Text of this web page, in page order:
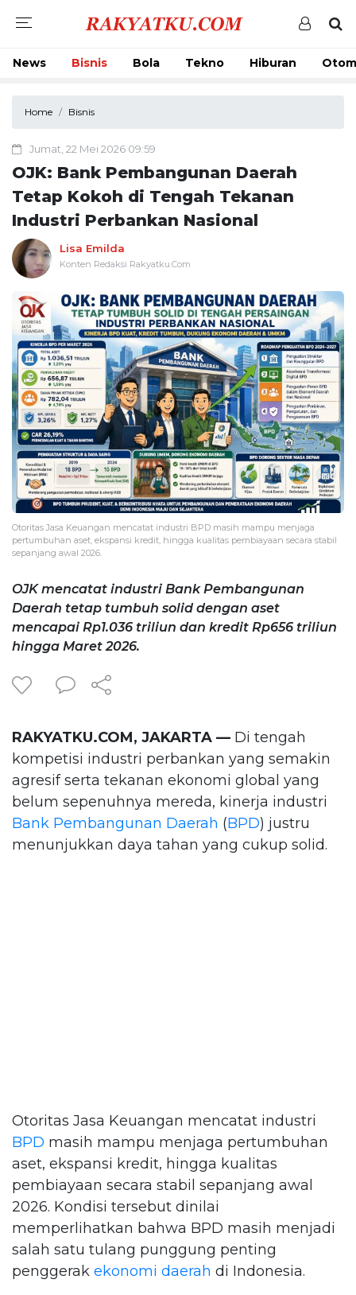
News Bisnis Bola Tekno Hiburan
Home Bisnis
Jumat, 22 Mei 2026 09:59
OJK: Bank Pembangunan Daerah
Tetap Kokoh di Tengah Tekanan
Industri Perbankan Nasional
Lisa Emilda
Konten Redaksi Rakyatku.Com
Otoritas Jasa Keuangan mencatat industri BPD masih mampu menjaga
pertumbuhan aset, ekspansi kredit, hingga kualitas pembiayaan secara stabil
sepanjang awal 2026.
OJK mencatat industri Bank Pembangunan
Daerah tetap tumbuh solid dengan aset
mencapai Rp1.036 triliun dan kredit Rp656 triliun
hingga Maret 2026.
RAKYATKU.COM, JAKARTA — Di tengah
kompetisi industri perbankan yang semakin
agresif serta tekanan ekonomi global yang
belum sepenuhnya mereda, kinerja industri
Bank Pembangunan Daerah (BPD) justru
menunjukkan daya tahan yang cukup solid.
Otoritas Jasa Keuangan mencatat industri
BPD masih mampu menjaga pertumbuhan
aset, ekspansi kredit, hingga kualitas
pembiayaan secara stabil sepanjang awal
2026. Kondisi tersebut dinilai
memperlihatkan bahwa BPD masih menjadi
salah satu tulang punggung penting
penggerak ekonomi daerah di Indonesia.